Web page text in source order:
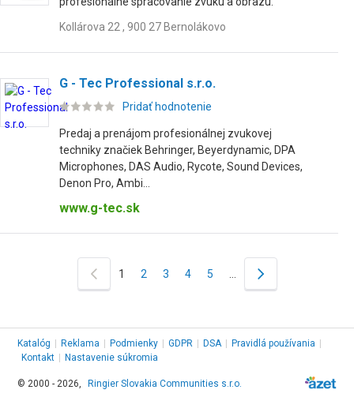
Kollárova 22 , 900 27 Bernolákovo
G - Tec Professional s.r.o.
Pridať hodnotenie
Predaj a prenájom profesionálnej zvukovej
techniky značiek Behringer, Beyerdynamic, DPA
Microphones, DAS Audio, Rycote, Sound Devices,
Denon Pro, Ambi...
www.g-tec.sk
1 2 3 4 5
Katalóg Reklama Podmienky GDPR DSA Pravidlá používania
Kontakt
Nastavenie súkromia
© 2000 - 2026, Ringier Slovakia Communities s.r.o.